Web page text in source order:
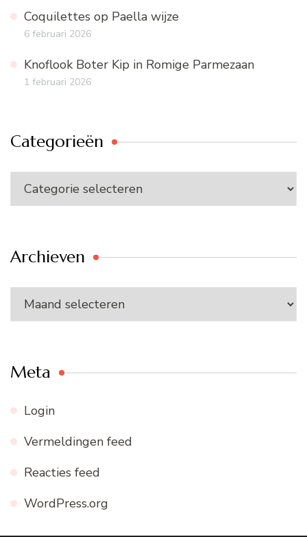
Coquilettes op Paella wijze
6 februari 2026
Knoflook Boter Kip in Romige Parmezaan
1 februari 2026
Categorieën
Categorieën
Archieven
Archieven
Meta
Login
Vermeldingen feed
Reacties feed
WordPress.org